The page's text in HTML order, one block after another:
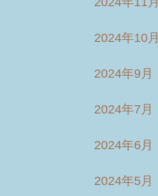
2024年10月
2024年9月
2024年7月
2024年6月
2024年5月